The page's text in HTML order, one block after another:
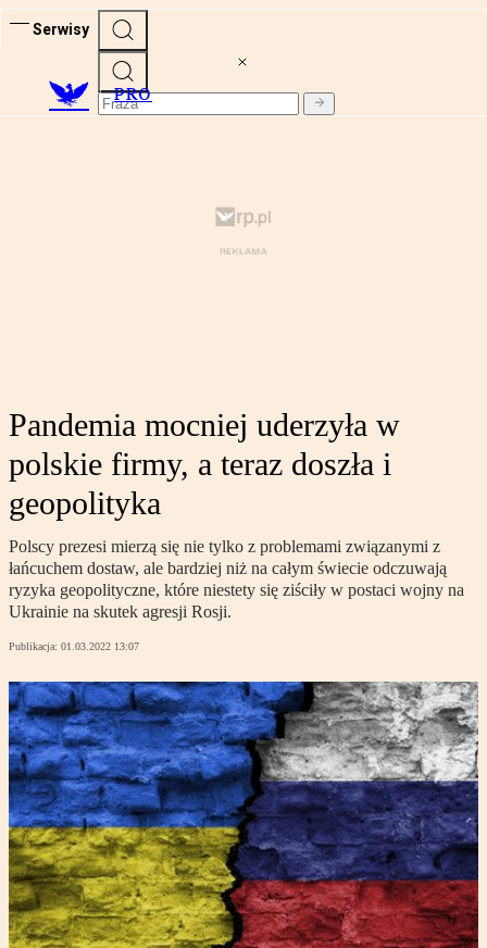
Serwisy
PRO
Pandemia mocniej uderzyła w
polskie firmy, a teraz doszła i
geopolityka
Polscy prezesi mierzą się nie tylko z problemami związanymi z
łańcuchem dostaw, ale bardziej niż na całym świecie odczuwają
ryzyka geopolityczne, które niestety się ziściły w postaci wojny na
Ukrainie na skutek agresji Rosji.
Publikacja: 01.03.2022 13:07